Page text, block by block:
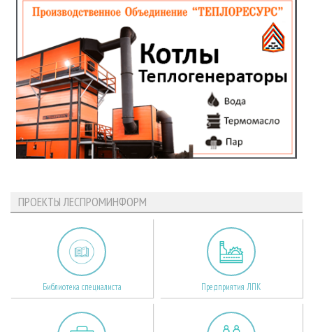
ПРОЕКТЫ ЛЕСПРОМИНФОРМ
Библиотека специалиста Предприятия ЛПК